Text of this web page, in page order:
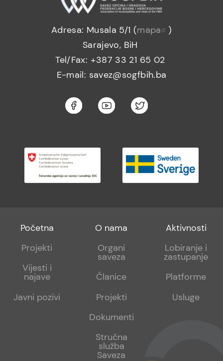
Adresa: Musala 5/1 (mapa
)
Sarajevo, BiH
Tel/Fax: +387 33 21 65 02
E-mail: savez@sogfbih.ba
Footer
menu
Početna
Projekti
Vijesti i
najave
Javni pozivi
Footer
sub
O nama
Organi
saveza
Članice
Projekti
Dokumenti
Stručna
služba
Saveza
Footer
sub
Aktivnosti
Lobiranje i
zastupanje
Platforme
Usluge